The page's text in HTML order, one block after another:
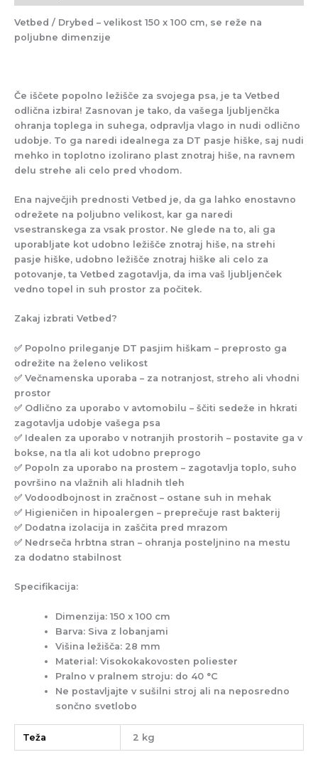
Vetbed / Drybed – velikost 150 x 100 cm, se reže na
poljubne dimenzije
Če iščete popolno ležišče za svojega psa, je ta Vetbed
odlična izbira! Zasnovan je tako, da vašega ljubljenčka
ohranja toplega in suhega, odpravlja vlago in nudi odlično
udobje. To ga naredi idealnega za DT pasje hiške, saj nudi
mehko in toplotno izolirano plast znotraj hiše, na ravnem
delu strehe ali celo pred vhodom.
Ena največjih prednosti Vetbed je, da ga lahko enostavno
odrežete na poljubno velikost, kar ga naredi
vsestranskega za vsak prostor. Ne glede na to, ali ga
uporabljate kot udobno ležišče znotraj hiše, na strehi
pasje hiške, udobno ležišče znotraj hiške ali celo za
potovanje, ta Vetbed zagotavlja, da ima vaš ljubljenček
vedno topel in suh prostor za počitek.
Zakaj izbrati Vetbed?
✅ Popolno prileganje DT pasjim hiškam – preprosto ga
odrežite na želeno velikost
✅ Večnamenska uporaba – za notranjost, streho ali vhodni
prostor
✅ Odlično za uporabo v avtomobilu – ščiti sedeže in hkrati
zagotavlja udobje vašega psa
✅ Idealen za uporabo v notranjih prostorih – postavite ga v
bokse, na tla ali kot udobno preprogo
✅ Popoln za uporabo na prostem – zagotavlja toplo, suho
površino na vlažnih ali hladnih tleh
✅ Vodoodbojnost in zračnost – ostane suh in mehak
✅ Higieničen in hipoalergen – preprečuje rast bakterij
✅ Dodatna izolacija in zaščita pred mrazom
✅ Nedrseča hrbtna stran – ohranja posteljnino na mestu
za dodatno stabilnost
Specifikacija:
Dimenzija: 150 x 100 cm
Barva: Siva z lobanjami
Višina ležišča: 28 mm
Material: Visokokakovosten poliester
Pralno v pralnem stroju: do 40 °C
Ne postavljajte v sušilni stroj ali na neposredno
sončno svetlobo
Teža 2 kg